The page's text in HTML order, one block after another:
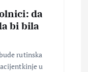
da
bi bila
rutinska
u